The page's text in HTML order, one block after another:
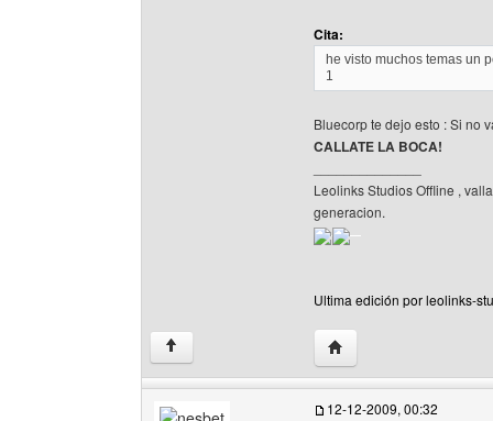
Cita:
he visto muchos temas un
1
Bluecorp te dejo esto : Si no
CALLATE LA BOCA!
Leolinks Studios Offline ,
generacion.
Ultima edición por leolinks-
↑ Visitar sitio web del
12-12-2009, 00:32